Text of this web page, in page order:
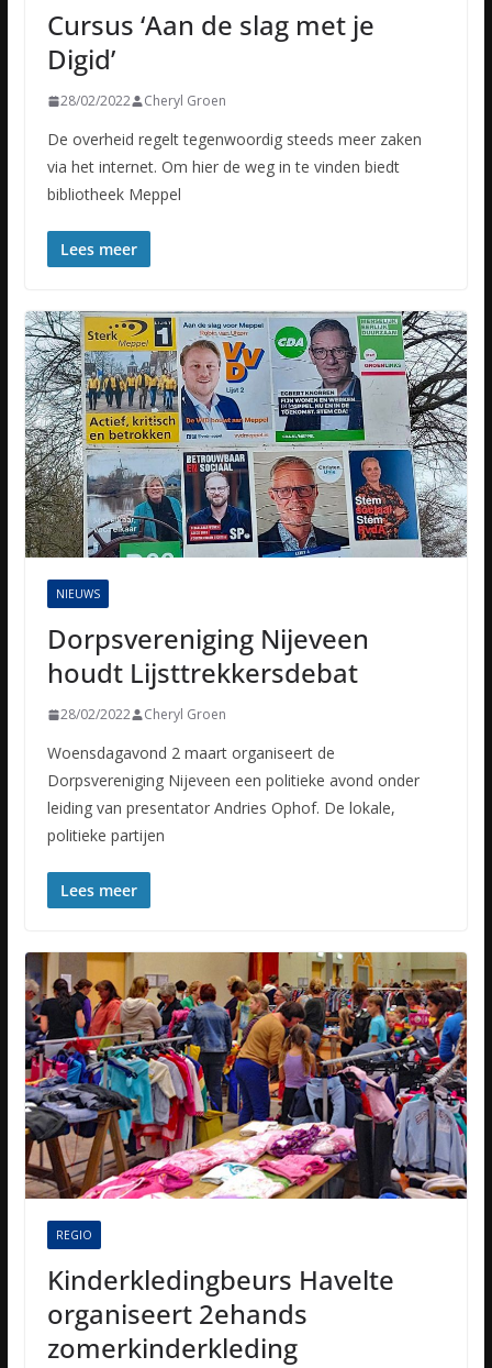
Cursus ‘Aan de slag met je
Digid’
28/02/2022 Cheryl Groen
De overheid regelt tegenwoordig steeds meer zaken
via het internet. Om hier de weg in te vinden biedt
bibliotheek Meppel
Lees meer
NIEUWS
Dorpsvereniging Nijeveen
houdt Lijsttrekkersdebat
28/02/2022 Cheryl Groen
Woensdagavond 2 maart organiseert de
Dorpsvereniging Nijeveen een politieke avond onder
leiding van presentator Andries Ophof. De lokale,
politieke partijen
Lees meer
REGIO
Kinderkledingbeurs Havelte
organiseert 2ehands
zomerkinderkleding